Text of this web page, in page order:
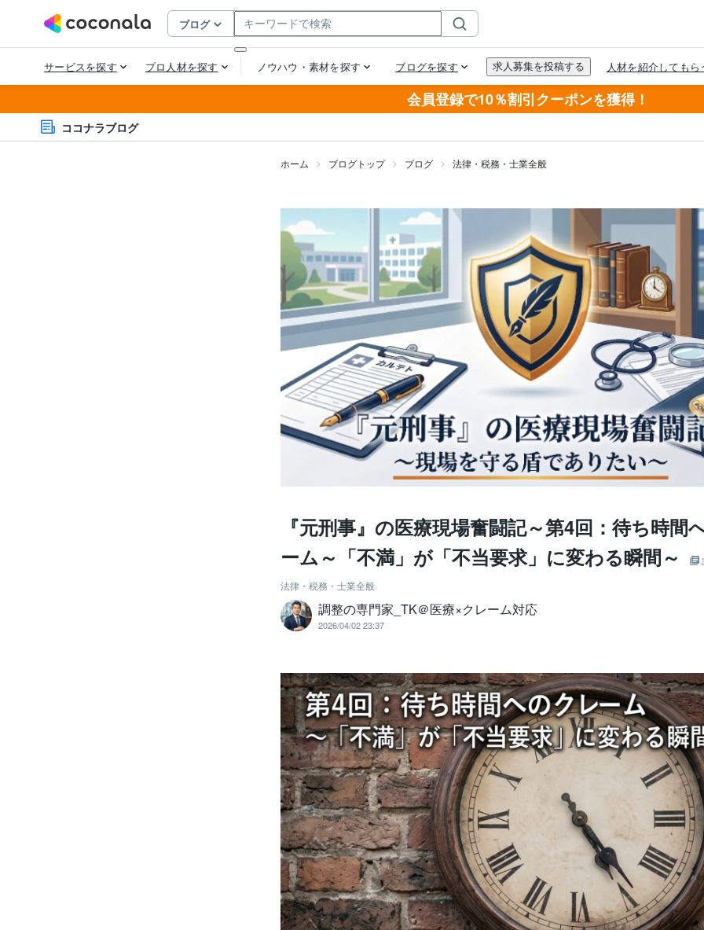
会員登録で10％割引クーポンを獲得！
ココナラブログ
ホーム ブログトップ ブログ 法律・税務・士業全般
『元刑事』の医療現場奮闘記～第4回：待ち時間
ーム～「不満」が「不当要求」に変わる瞬間～
法律・税務・士業全般
調整の専門家_TK＠医療×クレーム対応
2026/04/02 23:37